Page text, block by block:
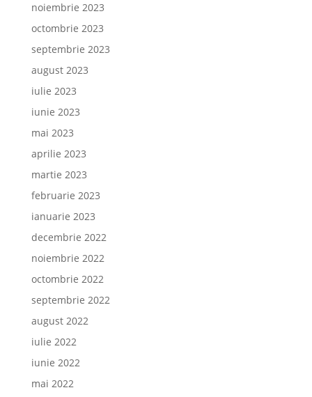
noiembrie 2023
octombrie 2023
septembrie 2023
august 2023
iulie 2023
iunie 2023
mai 2023
aprilie 2023
martie 2023
februarie 2023
ianuarie 2023
decembrie 2022
noiembrie 2022
octombrie 2022
septembrie 2022
august 2022
iulie 2022
iunie 2022
mai 2022